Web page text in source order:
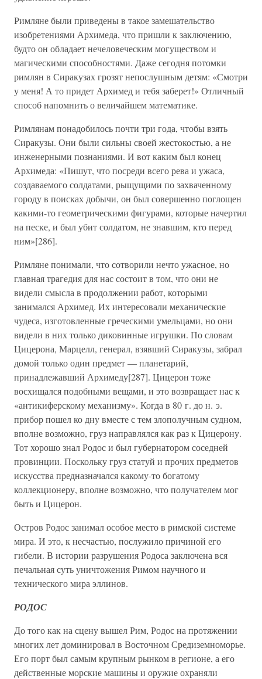
Римляне были приведены в такое замешательство
изобретениями Архимеда, что пришли к заключению,
будто он обладает нечеловеческим могуществом и
магическими способностями. Даже сегодня потомки
римлян в Сиракузах грозят непослушным детям: «Смотри
у меня! А то придет Архимед и тебя заберет!» Отличный
способ напомнить о величайшем математике.
Римлянам понадобилось почти три года, чтобы взять
Сиракузы. Они были сильны своей жестокостью, а не
инженерными познаниями. И вот каким был конец
Архимеда: «Пишут, что посреди всего рева и ужаса,
создаваемого солдатами, рыщущими по захваченному
городу в поисках добычи, он был совершенно поглощен
какими-то геометрическими фигурами, которые начертил
на песке, и был убит солдатом, не знавшим, кто перед
ним»[286].
Римляне понимали, что сотворили нечто ужасное, но
главная трагедия для нас состоит в том, что они не
видели смысла в продолжении работ, которыми
занимался Архимед. Их интересовали механические
чудеса, изготовленные греческими умельцами, но они
видели в них только диковинные игрушки. По словам
Цицерона, Марцелл, генерал, взявший Сиракузы, забрал
домой только один предмет — планетарий,
принадлежавший Архимеду[287]. Цицерон тоже
восхищался подобными вещами, и это возвращает нас к
«антикиферскому механизму». Когда в 80 г. до н. э.
прибор пошел ко дну вместе с тем злополучным судном,
вполне возможно, груз направлялся как раз к Цицерону.
Тот хорошо знал Родос и был губернатором соседней
провинции. Поскольку груз статуй и прочих предметов
искусства предназначался какому-то богатому
коллекционеру, вполне возможно, что получателем мог
быть и Цицерон.
Остров Родос занимал особое место в римской системе
мира. И это, к несчастью, послужило причиной его
гибели. В истории разрушения Родоса заключена вся
печальная суть уничтожения Римом научного и
технического мира эллинов.
РОДОС
До того как на сцену вышел Рим, Родос на протяжении
многих лет доминировал в Восточном Средиземноморье.
Его порт был самым крупным рынком в регионе, а его
действенные морские машины и оружие охраняли